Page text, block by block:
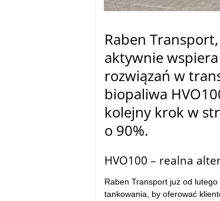
Raben
aktywnie
rozwiązań w
biopaliwa
kolejny krok w
o 90%.
HVO100 – realna
Raben Transport już od
tankowania, by oferować